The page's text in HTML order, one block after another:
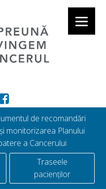
de recomandări
monitorizarea Planului
a Cancerului
Traseele
pacienților